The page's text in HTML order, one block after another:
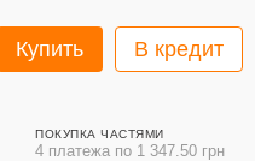
Купить В кредит
ПОКУПКА ЧАСТЯМИ
4 платежа по 1 347.50 грн